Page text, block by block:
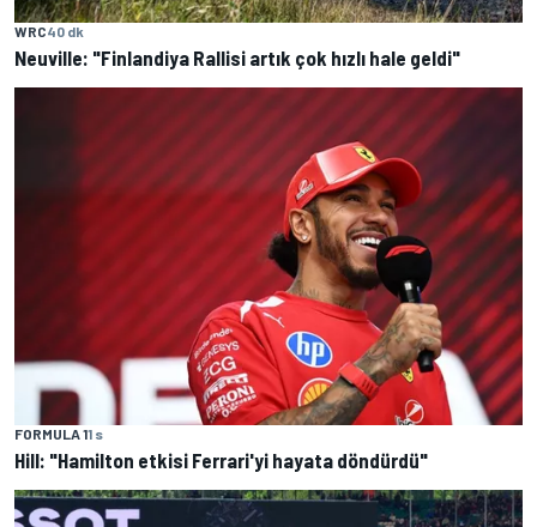
WRC40 dk
Neuville: "Finlandiya Rallisi artık çok hızlı hale geldi"
FORMULA 11 s
Hill: "Hamilton etkisi Ferrari'yi hayata döndürdü"